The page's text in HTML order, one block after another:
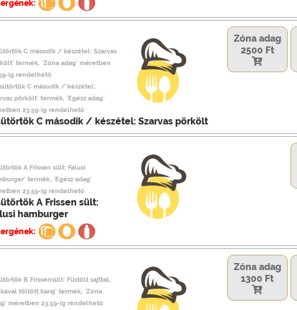
C második / készétel: Szarvas
termék, `Zóna adag` méretben
ig rendelhető
C második / készétel:
pörkölt` termék, `Egész adag`
23:59-ig rendelhető
C második / készétel: Szarvas pörkölt
Zóna adag
2500 Ft
A Frissen sült: Falusi
termék, `Egész adag`
23:59-ig rendelhető
A Frissen sült:
hamburger
B Frissensült: Füstölt sajttal,
töltött karaj` termék, `Zóna
méretben 23:59-ig rendelhető
Zóna adag
1300 Ft